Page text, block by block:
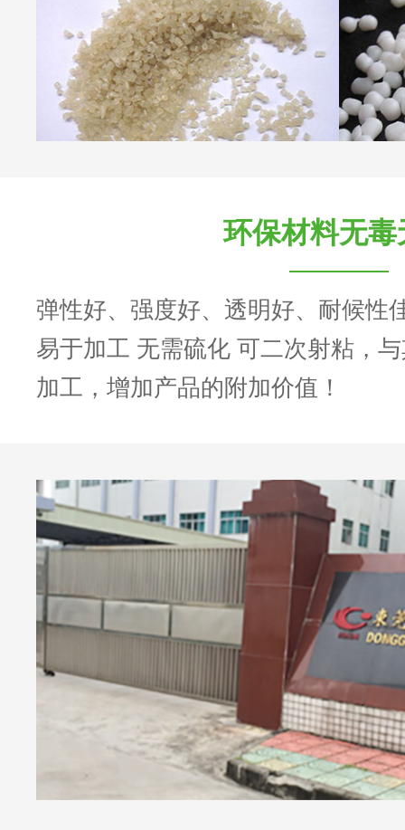
环保材料无毒
弹性好、强度好、透明好、耐候性
易于加工 无需硫化 可二次射粘，
加工，增加产品的附加价值！